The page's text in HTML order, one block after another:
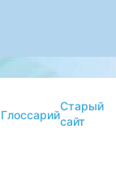
Глоссарий
Старый
сайт